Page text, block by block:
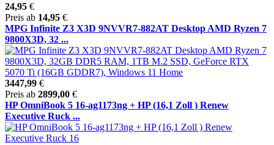
24,95 €
Preis ab 14,95 €
MPG Infinite Z3 X3D 9NVVR7-882AT Desktop AMD Ryzen 7
9800X3D, 32 ...
3447,99 €
Preis ab 2899,00 €
HP OmniBook 5 16-ag1173ng + HP (16,1 Zoll ) Renew
Executive Ruck ...